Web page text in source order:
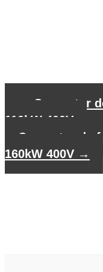
Convertor
110kW 400V
Convertor de
160kW 400V →